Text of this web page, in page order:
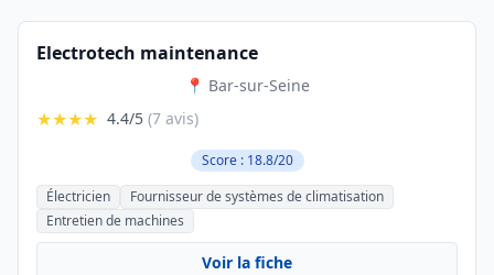
Electrotech maintenance
📍 Bar-sur-Seine
★★★★ 4.4/5 (7 avis)
Score : 18.8/20
Électricien
Fournisseur de systèmes de climatisation
Entretien de machines
Voir la fiche